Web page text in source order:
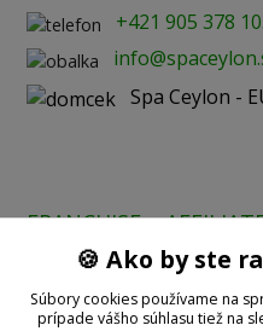
+421 905 378
Spa Ceylon -
FRANCHISE
Prijímame online platby:
🍪 Ako by ste
Súbory cookies používame na
prípade vášho súhlasu tiež na